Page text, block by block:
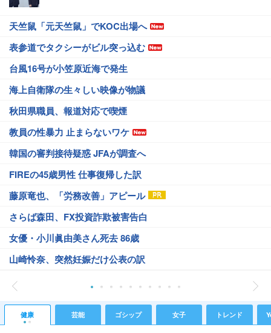
天竺鼠「元天竺鼠」でKOC出場へ
表参道でタクシーがビル突っ込む
台風16号が小笠原近海で発生
海上自衛隊の生々しい映像が物議
秋田県職員、報道対応で喫煙
教員の性暴力 止まらないワケ
韓国の審判接待疑惑 JFAが調査へ
FIREの45歳男性 仕事復帰した訳
藤原竜也、「労務改善」アピール
さらば森田、FX投資詐欺被害告白
女優・小川眞由美さん死去 86歳
山崎怜奈、突然妊娠だけ公表の訳
健康 芸能 ゴシップ 女子 トレンド